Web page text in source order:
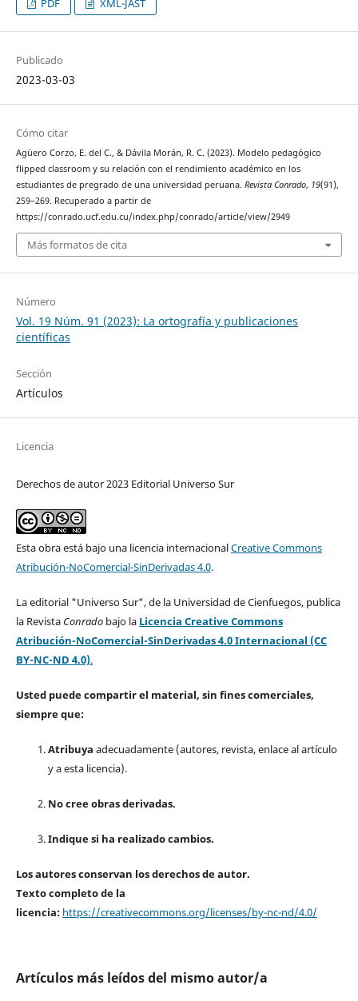
PDF XML-JAST
Publicado
2023-03-03
Cómo citar
Agüero Corzo, E. del C., & Dávila Morán, R. C. (2023). Modelo pedagógico
flipped classroom y su relación con el rendimiento académico en los
estudiantes de pregrado de una universidad peruana. Revista Conrado, 19(91),
259–269. Recuperado a partir de
https://conrado.ucf.edu.cu/index.php/conrado/article/view/2949
Más formatos de cita
Número
Vol. 19 Núm. 91 (2023): La ortografía y publicaciones
científicas
Sección
Artículos
Licencia
Derechos de autor 2023 Editorial Universo Sur
Esta obra está bajo una licencia internacionalCreative Commons
Atribución-NoComercial-SinDerivadas 4.0.
La editorial "Universo Sur", de la Universidad de Cienfuegos, publica
la Revista Conradobajo la Licencia Creative Commons
Atribución-NoComercial-SinDerivadas 4.0 Internacional (CC
BY-NC-ND 4.0).
Usted puede compartir el material, sin fines comerciales,
siempre que:
Atribuya adecuadamente (autores, revista, enlace al artículo
y a esta licencia).
No cree obras derivadas.
Indique si ha realizado cambios.
Los autores conservan los derechos de autor.
Texto completo de la
licencia: https://creativecommons.org/licenses/by-nc-nd/4.0/
Artículos más leídos del mismo autor/a